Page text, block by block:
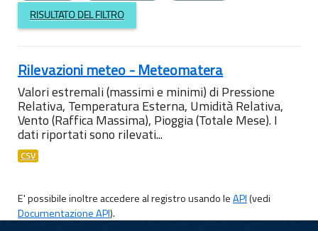
RISULTATO DEL FILTRO
Rilevazioni meteo - Meteomatera
Valori estremali (massimi e minimi) di Pressione
Relativa, Temperatura Esterna, Umidità Relativa,
Vento (Raffica Massima), Pioggia (Totale Mese). I
dati riportati sono rilevati...
CSV
E' possibile inoltre accedere al registro usando leAPI(vedi
Documentazione API).